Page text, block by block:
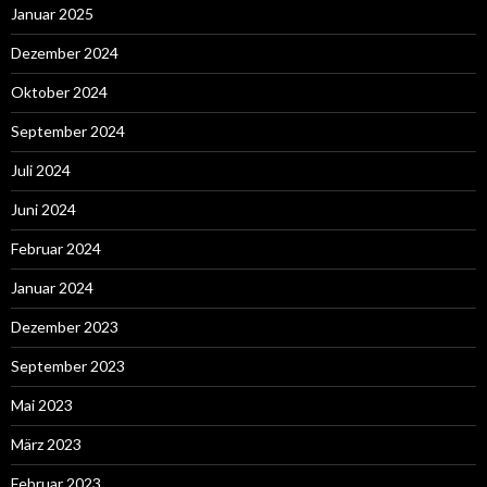
Januar 2025
Dezember 2024
Oktober 2024
September 2024
Juli 2024
Juni 2024
Februar 2024
Januar 2024
Dezember 2023
September 2023
Mai 2023
März 2023
Februar 2023